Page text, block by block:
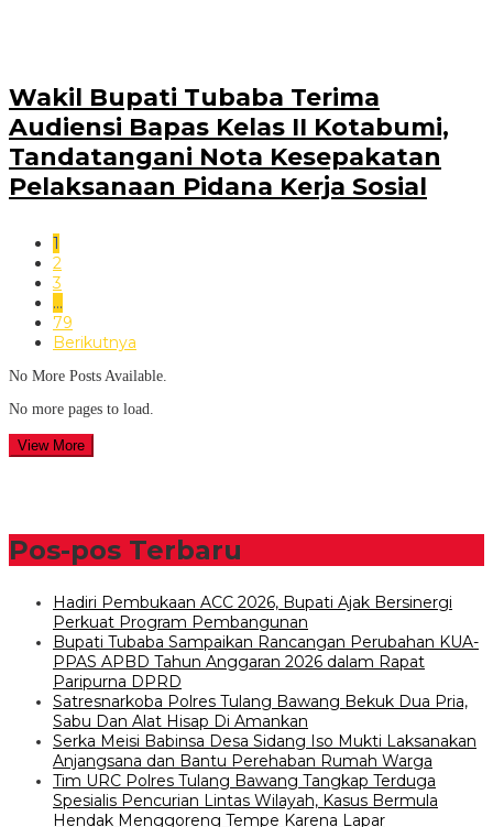
Wakil Bupati Tubaba Terima
Audiensi Bapas Kelas II Kotabumi,
Tandatangani Nota Kesepakatan
Pelaksanaan Pidana Kerja Sosial
1
2
3
…
79
Berikutnya
No More Posts Available.
No more pages to load.
View More
Pos-pos Terbaru
Hadiri Pembukaan ACC 2026, Bupati Ajak Bersinergi
Perkuat Program Pembangunan
Bupati Tubaba Sampaikan Rancangan Perubahan KUA-
PPAS APBD Tahun Anggaran 2026 dalam Rapat
Paripurna DPRD
Satresnarkoba Polres Tulang Bawang Bekuk Dua Pria,
Sabu Dan Alat Hisap Di Amankan
Serka Meisi Babinsa Desa Sidang Iso Mukti Laksanakan
Anjangsana dan Bantu Perehaban Rumah Warga
Tim URC Polres Tulang Bawang Tangkap Terduga
Spesialis Pencurian Lintas Wilayah, Kasus Bermula
Hendak Menggoreng Tempe Karena Lapar